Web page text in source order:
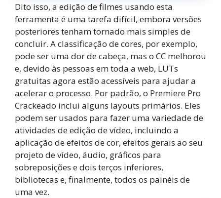
Dito isso, a edição de filmes usando esta
ferramenta é uma tarefa difícil, embora versões
posteriores tenham tornado mais simples de
concluir. A classificação de cores, por exemplo,
pode ser uma dor de cabeça, mas o CC melhorou
e, devido às pessoas em toda a web, LUTs
gratuitas agora estão acessíveis para ajudar a
acelerar o processo. Por padrão, o Premiere Pro
Crackeado inclui alguns layouts primários. Eles
podem ser usados ​​para fazer uma variedade de
atividades de edição de vídeo, incluindo a
aplicação de efeitos de cor, efeitos gerais ao seu
projeto de vídeo, áudio, gráficos para
sobreposições e dois terços inferiores,
bibliotecas e, finalmente, todos os painéis de
uma vez.